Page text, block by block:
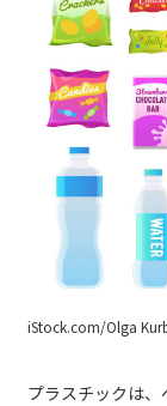
iStock.com/Olga
プラスチックは